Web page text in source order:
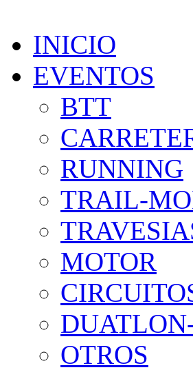
INICIO
EVENTOS
BTT
RUNNING
TRAIL-
MOTOR
OTROS